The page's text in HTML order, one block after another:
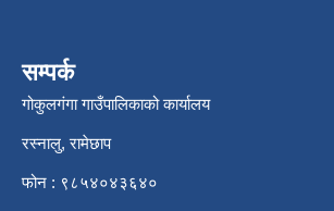
सम्पर्क
गोकुलगंगा गाउँपालिकाको कार्यालय
रस्नालु, रामेछाप
फोन : ९८५४०४३६४०